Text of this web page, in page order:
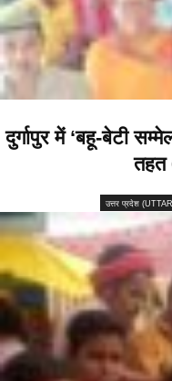
दुर्गापुर में ‘बहू-बेटी
तहत
उत्तर प्रदेश